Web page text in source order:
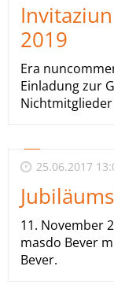
2019
Era
Einladung zur
25.06.2017
11. November
masdo Bever
Bever.